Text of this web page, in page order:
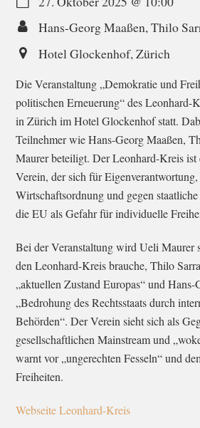
Hans-Georg Maaßen, Thilo
Hotel Glockenhof, Zürich
Die Veranstaltung „Demokratie und
politischen Erneuerung“ des Leonhard-
in Zürich im Hotel Glockenhof statt.
Teilnehmer wie Hans-Georg Maaßen,
Maurer beteiligt. Der Leonhard-Kreis ist
Verein, der sich für
Wirtschaftsordnung und gegen
die EU als Gefahr für individuelle
Bei der Veranstaltung wird Ueli Maurer
den Leonhard-Kreis brauche, Thilo
„aktuellen Zustand Europas“ und
„Bedrohung des Rechtsstaats durch
Behörden“. Der Verein sieht sich als
gesellschaftlichen Mainstream und
warnt vor „ungerechten Fesseln“ und
Freiheiten.
Webseite Leonhard-Kreis